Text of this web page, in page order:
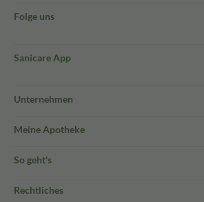
Folge uns
Sanicare App
Unternehmen
Meine Apotheke
So geht's
Rechtliches